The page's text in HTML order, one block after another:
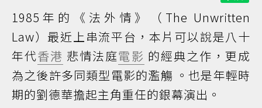
1985年的《法外情》（The Unwritten
Law）最近上串流平台，本片可以說是八十
年代香港 悲情法庭電影 的經典之作，更成
為之後許多同類型電影的濫觴 。也是年輕時
期的劉德華擔起主角重任的銀幕演出。